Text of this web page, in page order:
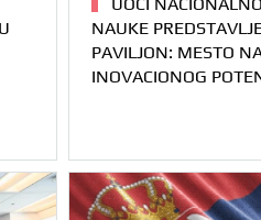
NAUKE
PAVILJON: MESTO
INOVACIONOG